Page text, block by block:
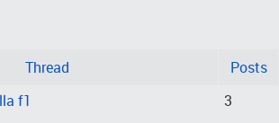
Thread
Posts
f1
3